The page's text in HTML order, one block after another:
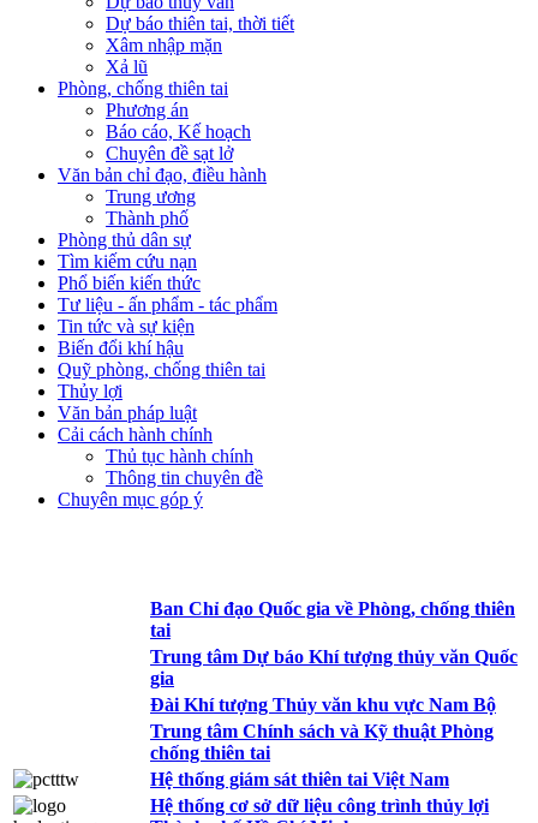
Dự báo thiên tai, thời tiết
Xâm nhập mặn
Xả lũ
Phòng, chống thiên tai
Phương án
Báo cáo, Kế hoạch
Chuyên đề sạt lở
Văn bản chỉ đạo, điều hành
Trung ương
Thành phố
Phòng thủ dân sự
Tìm kiếm cứu nạn
Phổ biến kiến thức
Tư liệu - ấn phẩm - tác phẩm
Tin tức và sự kiện
Biến đổi khí hậu
Quỹ phòng, chống thiên tai
Thủy lợi
Văn bản pháp luật
Cải cách hành chính
Thủ tục hành chính
Thông tin chuyên đề
Chuyên mục góp ý
Ban Chỉ đạo Quốc gia về Phòng, chống thiên
tai
Trung tâm Dự báo Khí tượng thủy văn Quốc
gia
Đài Khí tượng Thủy văn khu vực Nam Bộ
Trung tâm Chính sách và Kỹ thuật Phòng
chống thiên tai
Hệ thống giám sát thiên tai Việt Nam
Hệ thống cơ sở dữ liệu công trình thủy lợi